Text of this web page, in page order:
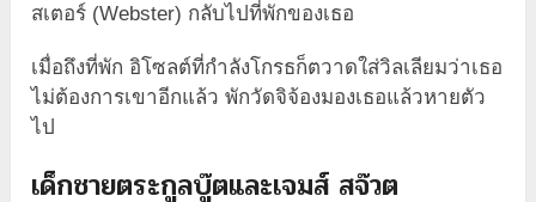
สเตอร์ (Webster) กลับไปที่พักของเธอ
เมื่อถึงที่พัก อิโซลต์ที่กำลังโกรธก็ตวาดใส่วิลเลียมว่าเธอ
ไม่ต้องการเขาอีกแล้ว พักวัดจิจ้องมองเธอแล้วหายตัว
ไป
เด็กชายตระกูลบู๊ตและเจมส์ สจ๊วต